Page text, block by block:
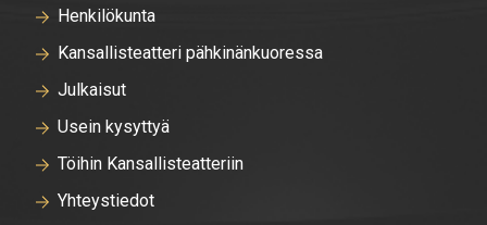
Henkilökunta
Kansallisteatteri pähkinänkuoressa
Julkaisut
Usein kysyttyä
Töihin Kansallisteatteriin
Yhteystiedot